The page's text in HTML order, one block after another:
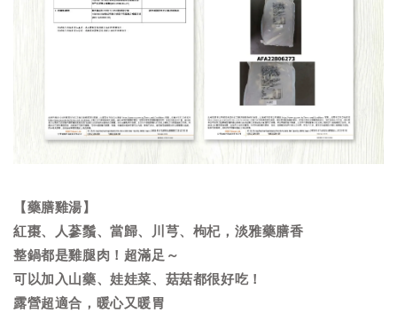
【藥膳雞湯】
紅棗、人蔘鬚、當歸、川芎、枸杞，淡雅藥膳香
整鍋都是雞腿肉！超滿足～
可以加入山藥、娃娃菜、菇菇都很好吃！
露營超適合，暖心又暖胃